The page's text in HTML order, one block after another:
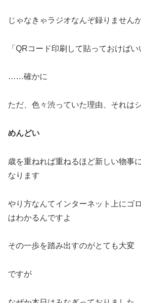
じゃなきゃラジオなんぞ録りません
「QRコード印刷して貼っておけばい
……確かに
ただ、色々渋っていた理由、それは
めんどい
歳を重ねれば重ねるほど新しい物事
なります
やり方なんてインターネット上にゴ
はわかるんですよ
その一歩を踏み出すのがとても大変
ですが